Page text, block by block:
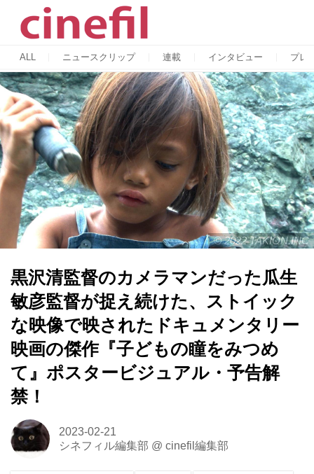
ALL ニュースクリップ 連載 インタビュー プレ
©︎ 2022 TAKION.INC
黒沢清監督のカメラマンだった瓜生
敏彦監督が捉え続けた、ストイック
な映像で映されたドキュメンタリー
映画の傑作『子どもの瞳をみつめ
て』ポスタービジュアル・予告解
禁！
2023-02-21
シネフィル編集部 @ cinefil編集部